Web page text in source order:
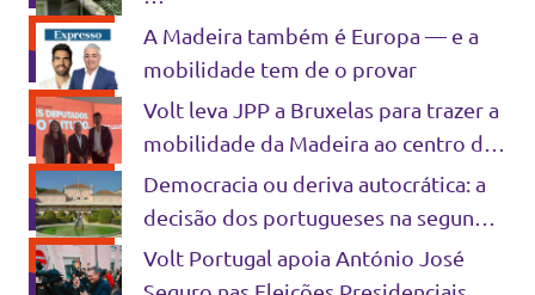
Por uma política de proteção civil
preventiva, tecnologicamente
avançada e orientada à segurança da
população
A Madeira também é Europa — e a
mobilidade tem de o provar
Volt leva JPP a Bruxelas para trazer a
mobilidade da Madeira ao centro da
agenda europeia
Democracia ou deriva autocrática: a
decisão dos portugueses na segunda
volta
Volt Portugal apoia António José